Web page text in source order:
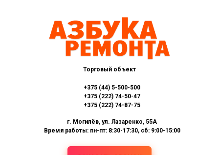
Торговый объект
+375 (44) 5-500-500
+375 (222) 74-50-47
+375 (222) 74-87-75
г. Могилёв, ул. Лазаренко, 55А
Время работы: пн-пт: 8:30-17:30, сб: 9:00-15:00